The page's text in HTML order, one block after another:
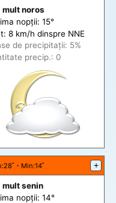
mult noros
nopții: 15°
8 km/h dinspre NNE
de precipitații: 5%
precip.: 0
:28˚ - Min:14˚ +
mult senin
nopții: 14°